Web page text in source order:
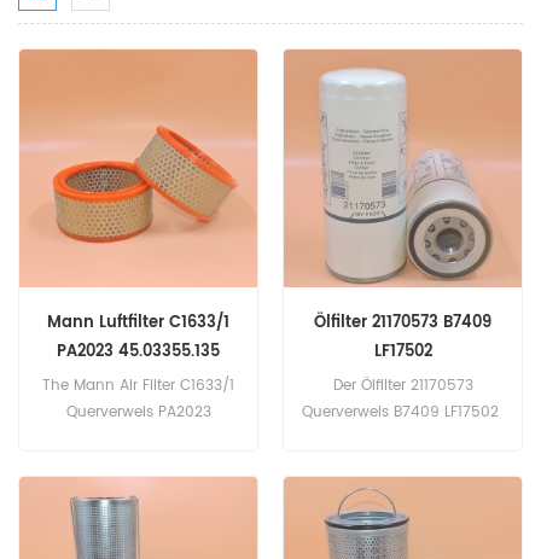
Mann Luftfilter C1633/1
PA2023 45.03355.135
61610893200 27.864.00
The Mann Air Filter C1633/1
Querverweis PA2023
Werk/Landwirtschaft von
Mahle Knecht,Porsche,Saab
Automotive,Ford
Ölfilter 21170573 B7409
LF17502
Der Ölfilter 21170573
Querverweis B7409 LF17502
für Volvo - Motoren,
Lastwagen. Mack MP7, MP8,
MP10 Motoren, Lastwagen.